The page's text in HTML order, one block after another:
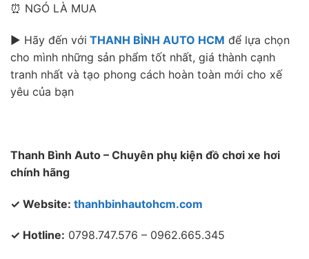
⏰ NGÓ LÀ MUA
► Hãy đến với THANH BÌNH AUTO HCM để lựa chọn
cho mình những sản phẩm tốt nhất, giá thành cạnh
tranh nhất và tạo phong cách hoàn toàn mới cho xế
yêu của bạn
Thanh Bình Auto – Chuyên phụ kiện đồ chơi xe hơi
chính hãng
✓ Website: thanhbinhautohcm.com
✓ Hotline: 0798.747.576 – 0962.665.345